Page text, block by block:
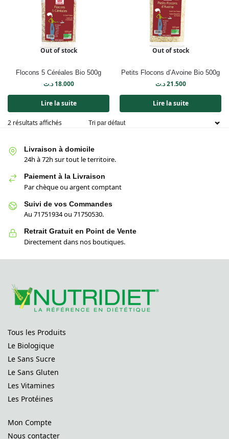
Out of stock
Flocons 5 Céréales Bio 500g
18.000 د.ت
Lire la suite
Out of stock
Petits Flocons d’Avoine Bio 500g
21.500 د.ت
Lire la suite
2 résultats affichés
Livraison à domicile
24h à 72h sur tout le territoire.
Paiement à la Livraison
Par chèque ou argent comptant
Suivi de vos Commandes
Au 71751934 ou 71750530.
Retrait Gratuit en Point de Vente
Directement dans nos boutiques.
Tous les Produits
Le Biologique
Le Sans Sucre
Le Sans Gluten
Les Vitamines
Les Protéines
Mon Compte
Nous contacter